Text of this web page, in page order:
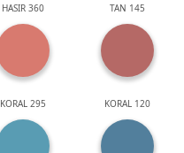
HASIR 360 TAN 145
KORAL 295 KORAL 120